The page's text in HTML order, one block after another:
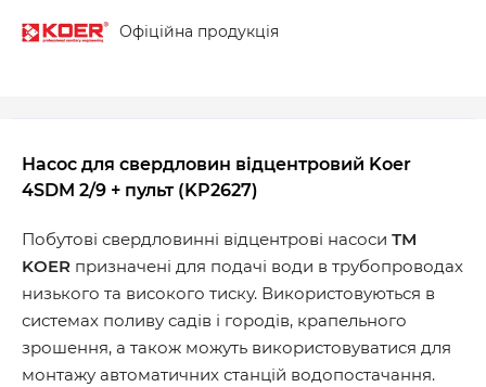
Офіційна продукція
Насос для свердловин відцентровий Koer
4SDM 2/9 + пульт (KP2627)
Побутові свердловинні відцентрові насоси ТМ
KOER призначенi для подачі води в трубопроводах
низького та високого тиску. Використовуються в
системах поливу садів і городів, крапельного
зрошення, а також можуть використовуватися для
монтажу автоматичних станцій водопостачання.